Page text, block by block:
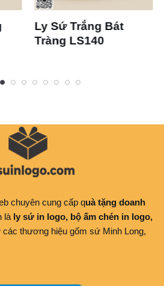
Ly Sứ Trắng Bát
Tràng LS140
chuyên cung cấp quà tặng doanh
là ly sứ in logo, bộ ấm chén in logo,
thương hiệu gốm sứ Minh Long,